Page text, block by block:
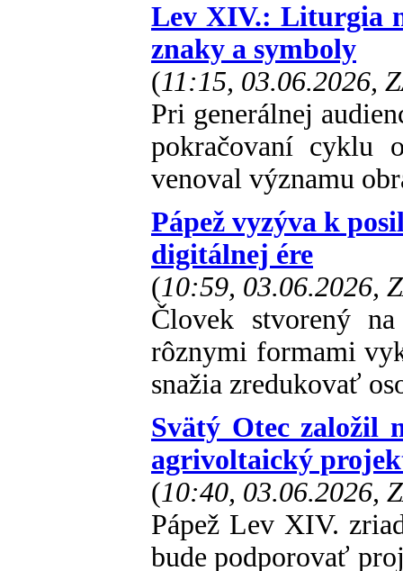
Lev XIV.: Liturgia
znaky a symboly
(11:15, 03.06.2026,
Pri generálnej
pokračovaní cyklu
venoval významu
Pápež vyzýva k
digitálnej ére
(10:59, 03.06.2026,
Človek stvorený
rôznymi formami
snažia zredukovať
Svätý Otec založil
agrivoltaický
(10:40, 03.06.2026,
Pápež Lev XIV.
bude podporovať